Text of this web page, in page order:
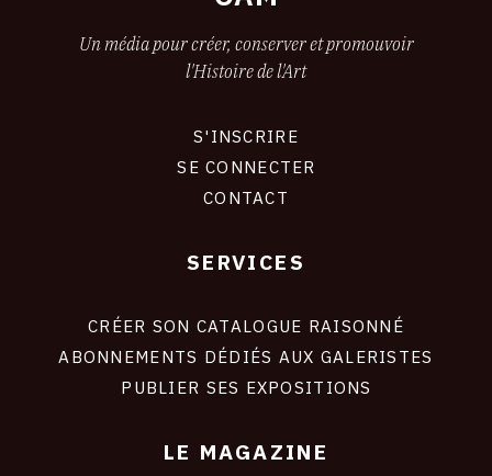
Un média pour créer, conserver et promouvoir
l'Histoire de l'Art
S'INSCRIRE
SE CONNECTER
CONTACT
SERVICES
CRÉER SON CATALOGUE RAISONNÉ
ABONNEMENTS DÉDIÉS AUX GALERISTES
PUBLIER SES EXPOSITIONS
LE MAGAZINE